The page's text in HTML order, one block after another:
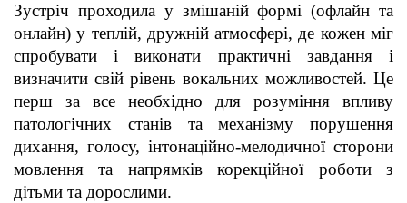
Зустріч проходила у змішаній формі (офлайн та
онлайн) у теплій, дружній атмосфері, де кожен міг
спробувати і виконати практичні завдання і
визначити свій рівень вокальних можливостей. Це
перш за все необхідно для розуміння впливу
патологічних станів та механізму порушення
дихання, голосу, інтонаційно-мелодичної сторони
мовлення та напрямків корекційної роботи з
дітьми та дорослими.